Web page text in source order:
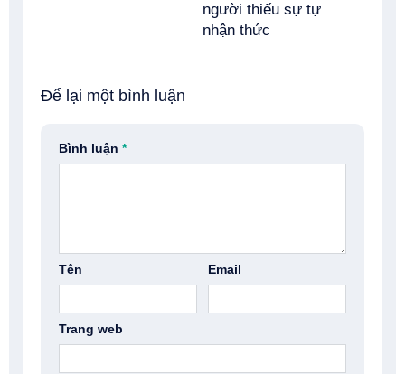
người thiếu sự tự
nhận thức
Để lại một bình luận
Bình luận *
Tên Email
Trang web